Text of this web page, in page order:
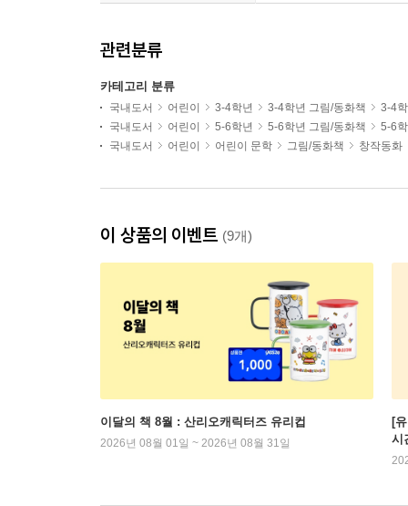
관련분류
카테고리 분류
국내도서 어린이 3-4학년 3-4학년 그림/동화책
3-4
국내도서
어린이 5-6학년 5-6학년 그림/동화책
5-6
국내도서
어린이 어린이 문학 그림/동화책 창작동화
이 상품의 이벤트 (9개)
이달의 책 8월 : 산리오캐릭터즈 유리컵
2026년 08월 01일 ~ 2026년 08월 31일
[
시